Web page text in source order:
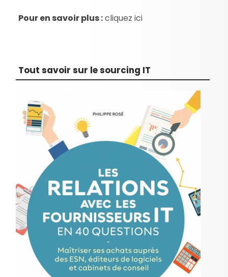
Pour en savoir plus :cliquez ici
Tout savoir sur le sourcing IT